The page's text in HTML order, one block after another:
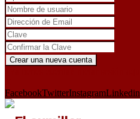
FacebookTwitterInstagramLinkedin